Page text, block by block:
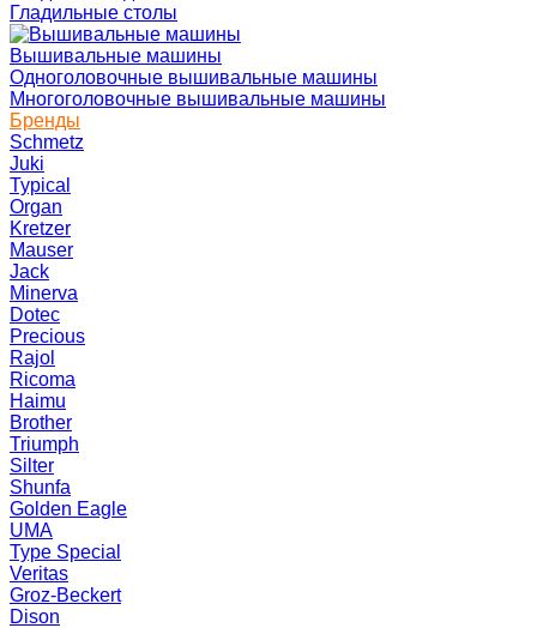
Гладильные столы
Вышивальные машины
Одноголовочные вышивальные машины
Многоголовочные вышивальные машины
Бренды
Schmetz
Juki
Typical
Organ
Kretzer
Mauser
Jack
Minerva
Dotec
Precious
Rajol
Ricoma
Haimu
Brother
Triumph
Silter
Shunfa
Golden Eagle
UMA
Type Special
Veritas
Groz-Beckert
Dison